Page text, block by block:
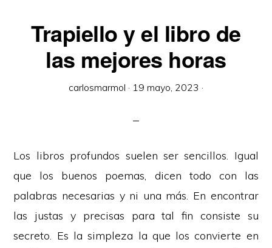
Trapiello y el libro de
las mejores horas
carlosmarmol · 19 mayo, 2023 ·
Los libros profundos suelen ser sencillos. Igual
que los buenos poemas, dicen todo con las
palabras necesarias y ni una más. En encontrar
las justas y precisas para tal fin consiste su
secreto. Es la simpleza la que los convierte en